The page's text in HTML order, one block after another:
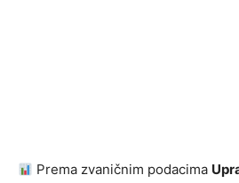
Prema zvaničnim podacima